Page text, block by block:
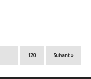
120 Suivant »